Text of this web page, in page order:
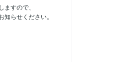
すので、
らせください。